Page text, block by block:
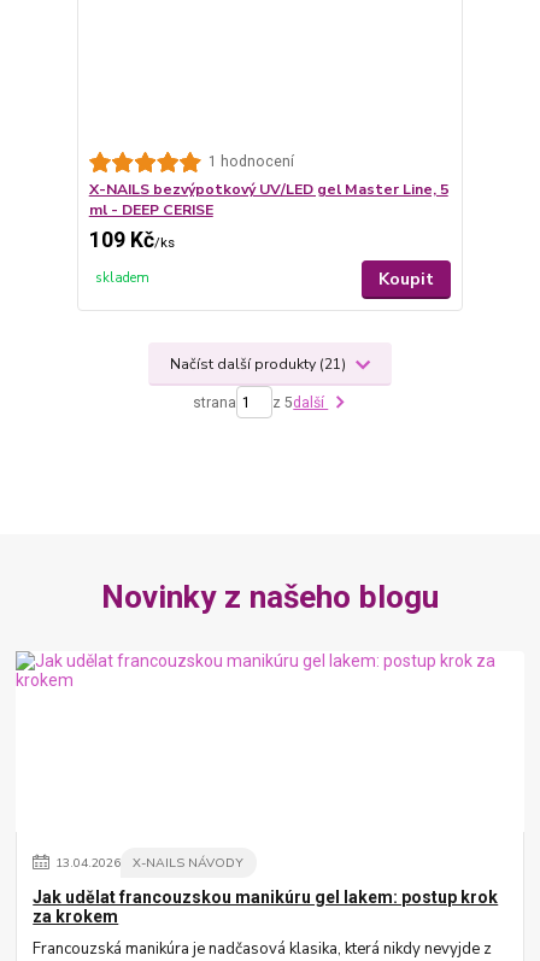
1 hodnocení
X-NAILS bezvýpotkový UV/LED gel Master Line, 5
ml - DEEP CERISE
109 Kč/ks
skladem Koupit
Načíst další produkty (21)
strana z 5další
Novinky z našeho blogu
13.04.2026 X-NAILS NÁVODY
Jak udělat francouzskou manikúru gel lakem: postup krok
za krokem
Francouzská manikúra je nadčasová klasika, která nikdy nevyjde z